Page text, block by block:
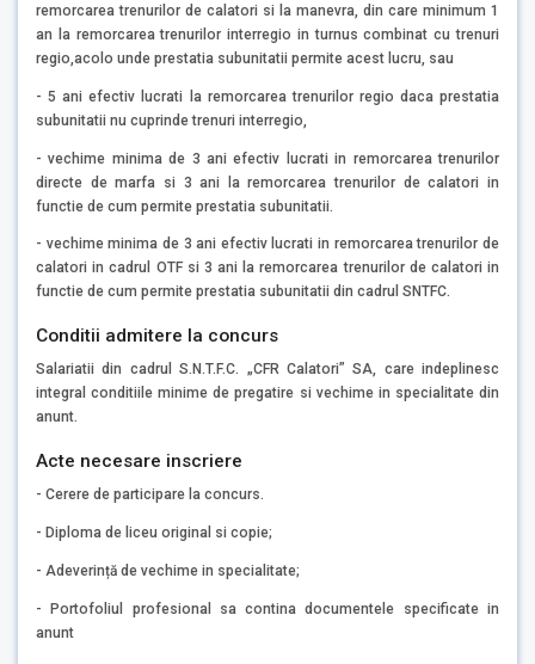
remorcarea trenurilor de calatori si la manevra, din care minimum 1
an la remorcarea trenurilor interregio in turnus combinat cu trenuri
regio,acolo unde prestatia subunitatii permite acest lucru, sau
- 5 ani efectiv lucrati la remorcarea trenurilor regio daca prestatia
subunitatii nu cuprinde trenuri interregio,
- vechime minima de 3 ani efectiv lucrati in remorcarea trenurilor
directe de marfa si 3 ani la remorcarea trenurilor de calatori in
functie de cum permite prestatia subunitatii.
- vechime minima de 3 ani efectiv lucrati in remorcarea trenurilor de
calatori in cadrul OTF si 3 ani la remorcarea trenurilor de calatori in
functie de cum permite prestatia subunitatii din cadrul SNTFC.
Conditii admitere la concurs
Salariatii din cadrul S.N.T.F.C. „CFR Calatori” SA, care indeplinesc
integral conditiile minime de pregatire si vechime in specialitate din
anunt.
Acte necesare inscriere
- Cerere de participare la concurs.
- Diploma de liceu original si copie;
- Adeverință de vechime in specialitate;
- Portofoliul profesional sa contina documentele specificate in
anunt